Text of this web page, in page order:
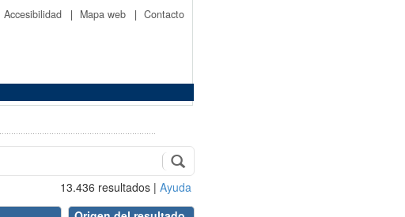
Accesibilidad | Mapa web | Contacto
13.436 resultados | Ayuda